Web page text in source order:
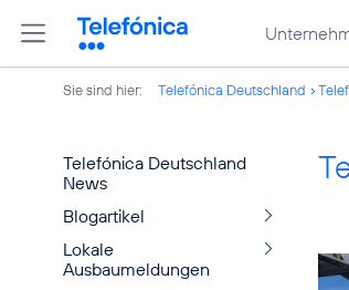
Sie sind hier: Telefónica Deutschland
Telefónica Deutschland
News
Blogartikel
Lokale
Ausbaumeldungen